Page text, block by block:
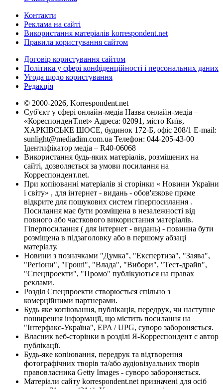
Контакти
Реклама на сайті
Використання матеріалів korrespondent.net
Правила користування сайтом
Договір користування сайтом
Політика у сфері конфіденційності і персональних даних
Угода щодо користування
Редакція
© 2000-2026, Korrespondent.net
Суб'єкт у сфері онлайн-медіа Назва онлайн-медіа –
«КореспонденТ.net» Адреса: 02091, місто Київ,
ХАРКІВСЬКЕ ШОСЕ, будинок 172-Б, офіс 208/1 E-mail:
sunlight@mediadim.com.ua Телефон: 044-205-43-00
Ідентифікатор медіа – R40-06068
Використання будь-яких матеріалів, розміщених на
сайті, дозволяється за умови посилання на
Корреспондент.net.
При копіюванні матеріалів зі сторінки « Новини України
і світу» , для інтернет - видань - обов'язкове пряме
відкрите для пошукових систем гіперпосилання .
Посилання має бути розміщена в незалежності від
повного або часткового використання матеріалів.
Гіперпосилання ( для інтернет - видань) - повинна бути
розміщена в підзаголовку або в першому абзаці
матеріалу.
Новини з позначками "Думка", "Експертиза", "Заява",
"Регіони", "Гроші", "Влада", "Вибори", "Тест-драйв",
"Спецпроекти", "Промо" публікуються на правах
реклами.
Розділ Спецпроекти створюється спільно з
комерційними партнерами.
Будь яке копіювання, публікація, передрук, чи наступне
поширення інформації, що містить посилання на
"Інтерфакс-Україна", EPA / UPG, суворо забороняється.
Власник веб-сторінки в розділі Я-Корреспондент є автор
публікації.
Будь-яке копіювання, передрук та відтворення
фотографічних творів та/або аудіовізуальних творів
правовласника Getty Images - суворо забороняється.
Матеріали сайту korrespondent.net призначені для осіб